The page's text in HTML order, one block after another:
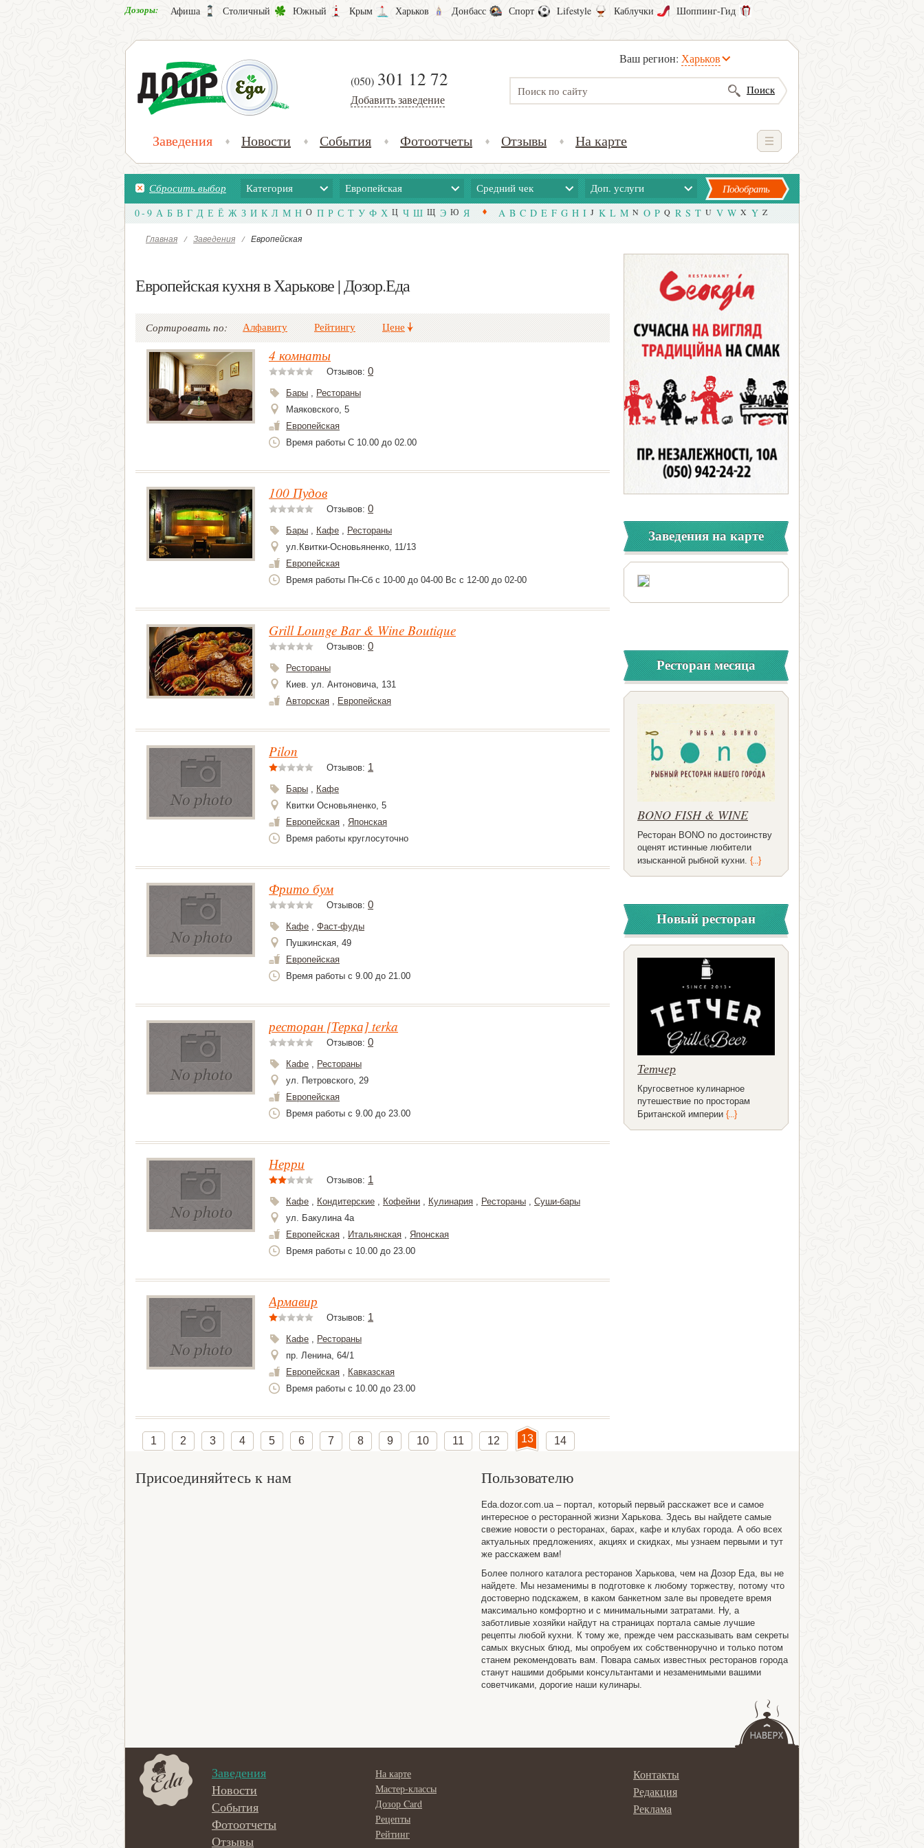
Дозоры: Афиша Столичный Южный Крым Харьков Донбасс Спорт Lifestyle Каблучки Шоппинг-Гид
Ваш регион: Харьков
(050) 301 12 72
Добавить заведение
Поиск
Заведения Новости События Фотоотчеты Отзывы На карте
Сбросить выбор Категория Европейская Средний чек Доп. услуги Подобрать
0 - 9 А Б В Г Д Е Ё Ж З И К Л М Н О П Р С Т У Ф Х Ц Ч Ш Щ Э Ю Я A B C D E F G H I J K L M N O P Q R S T U V W X Y Z
Главная / Заведения / Европейская
Европейская кухня в Харькове | Дозор.Еда
Сортировать по: Алфавиту Рейтингу Цене
4 комнаты
Отзывов: 0
Бары , Рестораны
Маяковского, 5
Европейская
Время работы С 10.00 до 02.00
100 Пудов
Отзывов: 0
Бары , Кафе , Рестораны
ул.Квитки-Основьяненко, 11/13
Европейская
Время работы Пн-Сб с 10-00 до 04-00 Вс с 12-00 до 02-00
Grill Lounge Bar & Wine Boutique
Отзывов: 0
Рестораны
Киев. ул. Антоновича, 131
Авторская , Европейская
Pilon
Отзывов: 1
Бары , Кафе
Квитки Основьяненко, 5
Европейская , Японская
Время работы круглосуточно
Фрито бум
Отзывов: 0
Кафе , Фаст-фуды
Пушкинская, 49
Европейская
Время работы с 9.00 до 21.00
ресторан [Терка] terka
Отзывов: 0
Кафе , Рестораны
ул. Петровского, 29
Европейская
Время работы с 9.00 до 23.00
Нерри
Отзывов: 1
Кафе , Кондитерские , Кофейни , Кулинария , Рестораны , Суши-бары
ул. Бакулина 4а
Европейская , Итальянская , Японская
Время работы с 10.00 до 23.00
Армавир
Отзывов: 1
Кафе , Рестораны
пр. Ленина, 64/1
Европейская , Кавказская
Время работы с 10.00 до 23.00
1 2 3 4 5 6 7 8 9 10 11 12 13 14
Заведения на карте
Ресторан месяца
BONO FISH & WINE
Ресторан BONO по достоинству
оценят истинные любители
изысканной рыбной кухни. {...}
Новый ресторан
Тетчер
Кругосветное кулинарное
путешествие по просторам
Британской империи {...}
Присоединяйтесь к нам Пользователю
Eda.dozor.com.ua – портал, который первый расскажет все и самое
интересное о ресторанной жизни Харькова. Здесь вы найдете самые
свежие новости о ресторанах, барах, кафе и клубах города. А обо всех
актуальных предложениях, акциях и скидках, мы узнаем первыми и тут
же расскажем вам!
Более полного каталога ресторанов Харькова, чем на Дозор Еда, вы не
найдете. Мы незаменимы в подготовке к любому торжеству, потому что
достоверно подскажем, в каком банкетном зале вы проведете время
максимально комфортно и с минимальными затратами. Ну, а
заботливые хозяйки найдут на страницах портала самые лучшие
рецепты любой кухни. К тому же, прежде чем рассказывать вам секреты
самых вкусных блюд, мы опробуем их собственноручно и только потом
станем рекомендовать вам. Повара самых известных ресторанов города
станут нашими добрыми консультантами и незаменимыми вашими
советчиками, дорогие наши кулинары.
Заведения
Новости
События
Фотоотчеты
Отзывы
На карте
Мастер-классы
Дозор Card
Рецепты
Рейтинг
Контакты
Редакция
Реклама